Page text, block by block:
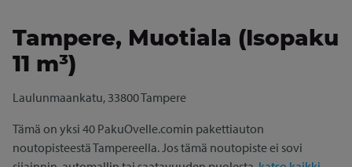
Tampere, Muotiala (Isopaku
11 m³)
Laulunmaankatu, 33800 Tampere
Tämä on yksi 40 PakuOvelle.comin pakettiauton
noutopisteestä Tampereella. Jos tämä noutopiste ei sovi